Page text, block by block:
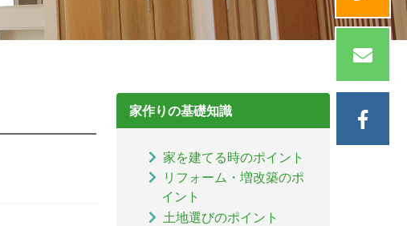
家作りの基礎知識
家を建てる時のポイント
リフォーム・増改築のポ
イント
土地選びのポイント